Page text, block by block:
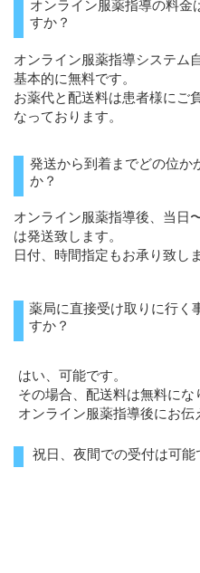
オンライン服薬指導の料金
すか？
オンライン服薬指導システム
基本的に無料です。
お薬代と配送料は患者様にご
なっております。
発送から到着までどの位か
か？
オンライン服薬指導後、当日
は発送致します。
日付、時間指定もお承り致しま
薬局に直接受け取りに行く
すか？
はい、可能です。
その場合、配送料は無料にな
オンライン服薬指導後にお伝
祝日、夜間での受付は可能